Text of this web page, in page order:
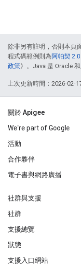
除非另有註明，否則本頁
程式碼範例則為阿帕契
政策》。Java 是 Oracle
上次更新時間：2026-02-
關於 Apigee
We're part of Google
活動
合作夥伴
電子書與網路廣播
社群與支援
社群
支援總覽
狀態
支援入口網站